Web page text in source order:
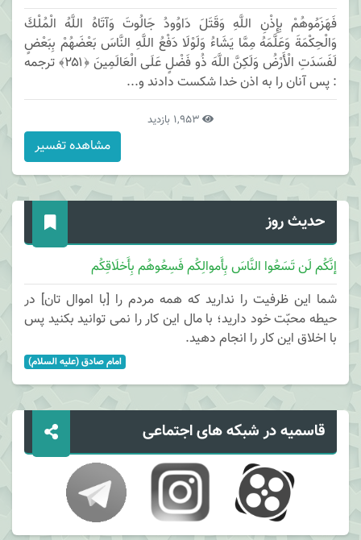
فَهَزَمُوهُمْ بِإِذْنِ اللَّهِ وَقَتَلَ دَاوُودُ جَالُوتَ وَآتَاهُ اللَّهُ الْمُلْكَ
وَالْحِكْمَةَ وَعَلَّمَهُ مِمَّا يَشَاءُ وَلَوْلَا دَفْعُ اللَّهِ النَّاسَ بَعْضَهُمْ بِبَعْضٍ
لَفَسَدَتِ الْأَرْضُ وَلَكِنَّ اللَّهَ ذُو فَضْلٍ عَلَى الْعَالَمِينَ ﴿۲۵۱﴾ ترجمه
: پس آنان را به اذن خدا شكست دادند و...
مشاهده تفسیر
حدیث روز
إنَّکُم لَن تَسَعُوا النَّاسَ بِأَموالِکُم فَسِعُوهُم بِأَخلَاقِکُم
شما این ظرفیت را ندارید که همه مردم را [با اموال تان] در
حیطه محبّت خود دارید؛ با مال این کار را نمی توانید بکنید پس
با اخلاق این کار را انجام دهید.
امام صادق (علیه السلام)
قاسمیه در شبکه های اجتماعی